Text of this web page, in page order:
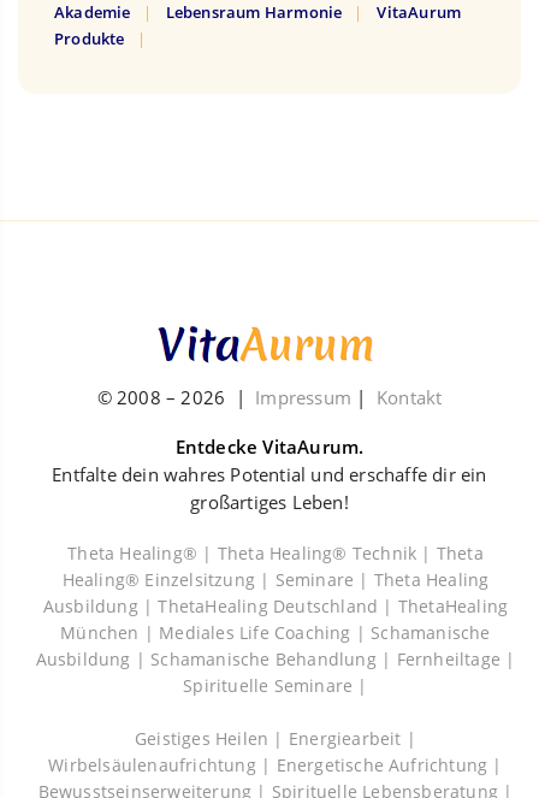
Akademie
Lebensraum Harmonie
VitaAurum
Produkte
© 2008 –2026 | Impressum | Kontakt
Entdecke VitaAurum.
Entfalte dein wahres Potential und erschaffe dir ein
großartiges Leben!
Theta Healing® | Theta Healing® Technik | Theta
Healing® Einzelsitzung | Seminare | Theta Healing
Ausbildung |ThetaHealing Deutschland | ThetaHealing
München | Mediales Life Coaching | Schamanische
Ausbildung | Schamanische Behandlung | Fernheiltage |
Spirituelle Seminare |
Geistiges Heilen | Energiearbeit |
Wirbelsäulenaufrichtung | Energetische Aufrichtung |
Bewusstseinserweiterung | Spirituelle Lebensberatung |